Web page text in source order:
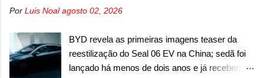
uma sobrecarga do microprocessador do
poderá causar a perda de força motriz,
requerendo a atualização do software do
modulo de...
motor 1.0 12v Turbo Flex, conhecido como
Strada soube ser mutável com avanços
importantes que a concorrência nunca
conseguiu acompanhar e agora ela abre uma
Por Luis Noal agosto 02, 2026
BYD revela as primeiras imagens teaser da
reestilização do Seal 06 EV na China; sedã foi
lançado há menos de dois anos e já receberá a